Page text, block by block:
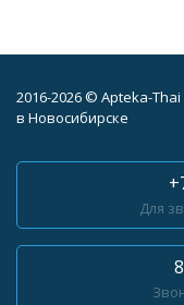
2016-2026 © Apteka-
в Новосибирске
Для